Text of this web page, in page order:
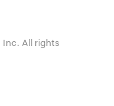
Inc. All rights